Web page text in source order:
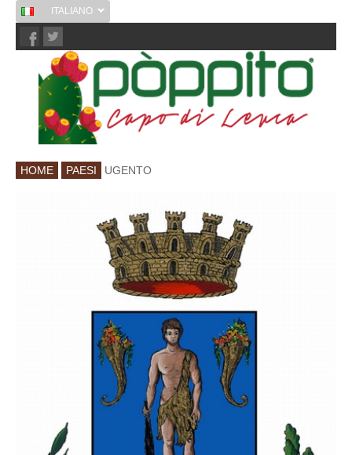
ITALIANO
HOME PAESI UGENTO